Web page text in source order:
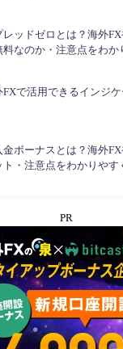
レッドゼロとは？海外
料なのか・注意点をわか
FXで活用できるインジ
金ボーナスとは？海外
ト・注意点をわかりやす
PR